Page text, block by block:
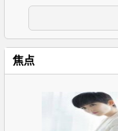
焦点